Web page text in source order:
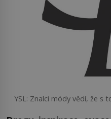
YSL: Znalci módy vědí, že s